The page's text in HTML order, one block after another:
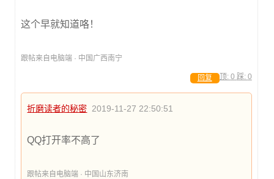
这个早就知道咯！
跟帖来自电脑端 · 中国广西南宁
顶: 0 踩: 0
回复
折磨读者的秘密 2019-11-27 22:50:51
QQ打开率不高了
跟帖来自电脑端 · 中国山东济南